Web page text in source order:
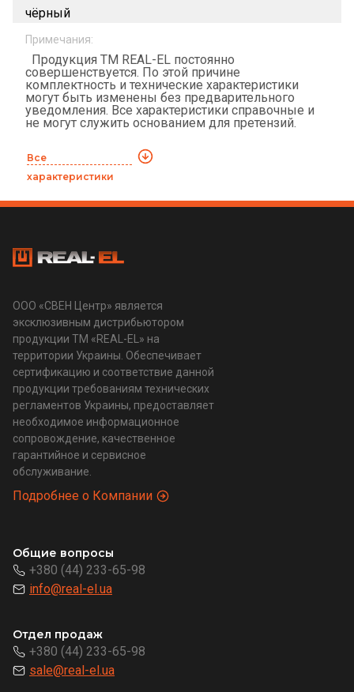
чёрный
Примечания:
Продукция ТМ REAL-EL постоянно
совершенствуется. По этой причине
комплектность и технические характеристики
могут быть изменены без предварительного
уведомления. Все характеристики справочные и
не могут служить основанием для претензий.
Все
характеристики
ООО «СВЕН Центр» является
эксклюзивным дистрибьютором
продукции ТМ «REAL-EL» на
территории Украины. Обеспечивает
сертификацию и соответствие данной
продукции требованиям технических
регламентов Украины, предоставляет
необходимое информационное
сопровождение, качественное
гарантийное и сервисное
обслуживание.
Подробнее о Компании
Общие вопросы
+380 (44) 233-65-98
info@real-el.ua
Отдел продаж
+380 (44) 233-65-98
sale@real-el.ua